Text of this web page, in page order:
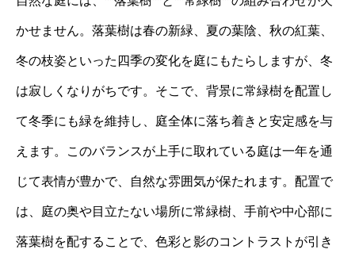
かせません。落葉樹は春の新緑、夏の葉陰、秋の紅葉、
冬の枝姿といった四季の変化を庭にもたらしますが、冬
は寂しくなりがちです。そこで、背景に常緑樹を配置し
て冬季にも緑を維持し、庭全体に落ち着きと安定感を与
えます。このバランスが上手に取れている庭は一年を通
じて表情が豊かで、自然な雰囲気が保たれます。配置で
は、庭の奥や目立たない場所に常緑樹、手前や中心部に
落葉樹を配することで、色彩と影のコントラストが引き